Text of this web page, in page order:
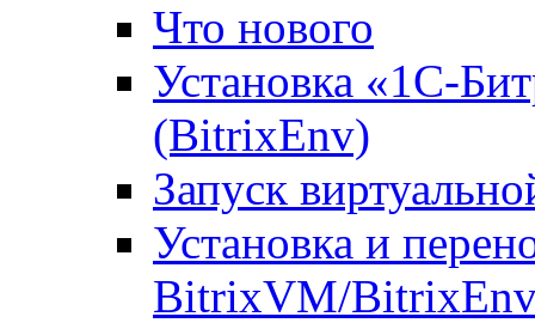
Что нового
Установка «1С-
(BitrixEnv)
Запуск
Установка и
BitrixVM/